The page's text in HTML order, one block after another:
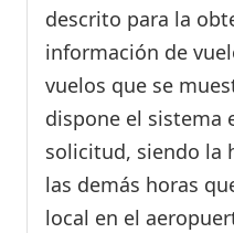
descrito para la
información de
vuelos que se
dispone el sistema
solicitud, siendo la
las demás horas
local en el